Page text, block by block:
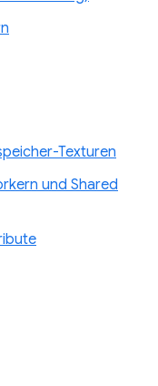
Texturen
und Shared